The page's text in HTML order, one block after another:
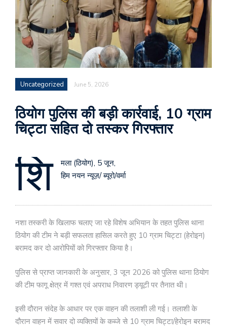
Uncategorized June 5, 2026
ठियोग पुलिस की बड़ी कार्रवाई, 10 ग्राम
चिट्टा सहित दो तस्कर गिरफ्तार
शि
मला (ठियोग), 5 जून,
हिम नयन न्यूज़/ ब्यूरो/वर्मा
नशा तस्करी के खिलाफ चलाए जा रहे विशेष अभियान के तहत पुलिस थाना
ठियोग की टीम ने बड़ी सफलता हासिल करते हुए 10 ग्राम चिट्टा (हेरोइन)
बरामद कर दो आरोपियों को गिरफ्तार किया है।
पुलिस से प्राप्त जानकारी के अनुसार, 3 जून 2026 को पुलिस थाना ठियोग
की टीम फागू क्षेत्र में गश्त एवं अपराध निवारण ड्यूटी पर तैनात थी।
इसी दौरान संदेह के आधार पर एक वाहन की तलाशी ली गई। तलाशी के
दौरान वाहन में सवार दो व्यक्तियों के कब्जे से 10 ग्राम चिट्टा/हेरोइन बरामद